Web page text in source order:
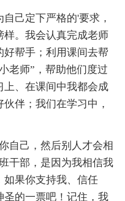
己定下严格的'要求，
样。我会认真完成老师
好帮手；利用课间去帮
老师”，帮助他们度过
上、在课间中我都会成
伴；我们在学习中，
自己，然后别人才会相
干部，是因为我相信我
如果你支持我、信任
圣的一票吧！记住，我